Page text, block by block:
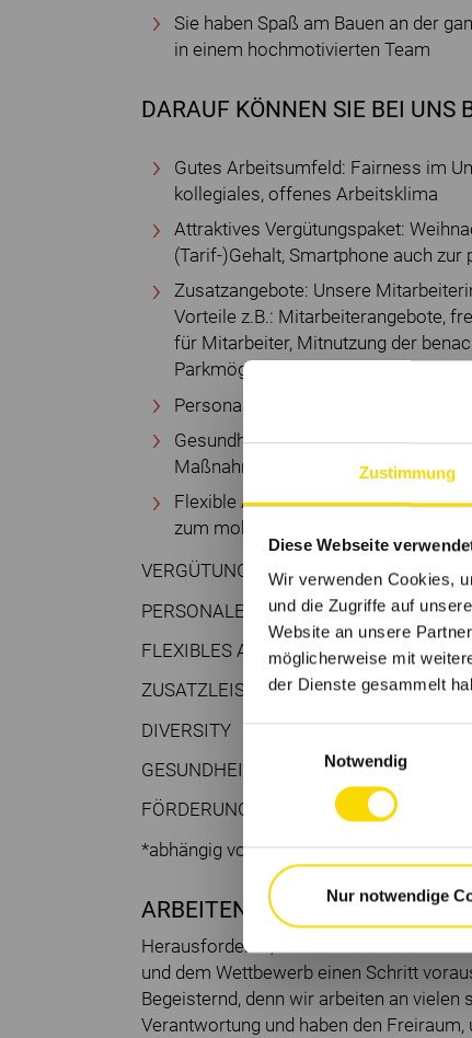
Zustimmung
Diese Webseite
Wir verwenden Cookies,
und die Zugriffe auf
Website an unsere
möglicherweise mit
der Dienste gesammelt
Notwendig
Nur notwendige
Sie haben Spaß am Bauen an der
in einem hochmotivierten Team
DARAUF KÖNNEN SIE BEI UNS
Gutes Arbeitsumfeld: Fairness im
kollegiales, offenes Arbeitsklima
Attraktives Vergütungspaket:
(Tarif-)Gehalt, Smartphone auch zur
Zusatzangebote: Unsere
Vorteile z.B.: Mitarbeiterangebote,
für Mitarbeiter, Mitnutzung der
Parkmöglichkeiten und noch viele
Personalentwicklung: hauseigene
Gesundheitsförderung: ein
Maßnahmen
Flexible Arbeitszeitgestaltung im
zum mobilen Arbeiten
VERGÜTUNGSPAKET
PERSONALENTWICKLUNG
FLEXIBLES ARBEITEN*
ZUSATZLEISTUNGEN*
DIVERSITY
GESUNDHEITS
FÖRDERUNG
*abhängig von Standort und Position
ARBEITEN BEI WOLFF &
Herausfordernd, denn wir wollen immer
und dem Wettbewerb einen Schritt
Begeisternd, denn wir arbeiten an vielen
Verantwortung und haben den